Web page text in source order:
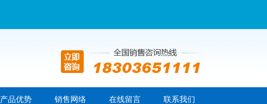
产品优势 销售网络 在线留言 联系我们